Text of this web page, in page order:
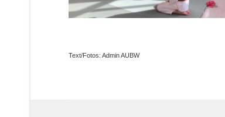
Text/Fotos: Admin AUBW